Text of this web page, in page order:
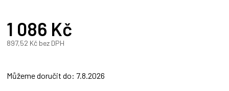
1 086 Kč
897,52 Kč bez DPH
Můžeme doručit do: 7.8.2026